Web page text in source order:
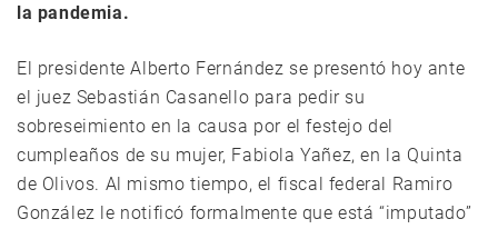
la pandemia.
El presidente Alberto Fernández se presentó hoy ante
el juez Sebastián Casanello para pedir su
sobreseimiento en la causa por el festejo del
cumpleaños de su mujer, Fabiola Yañez, en la Quinta
de Olivos. Al mismo tiempo, el fiscal federal Ramiro
González le notificó formalmente que está “imputado”